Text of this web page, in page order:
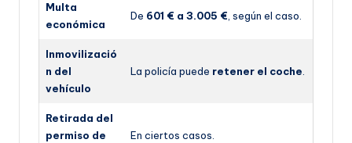
Multa
económica
De 601 € a 3.005 € , según el caso.
Inmovilizació
n del
vehículo
La policía puede retener el coche
Retirada del
permiso de
En ciertos casos.